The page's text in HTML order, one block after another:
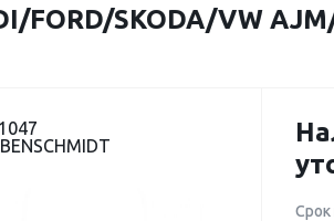
SKODA/VW AJM/
Срок